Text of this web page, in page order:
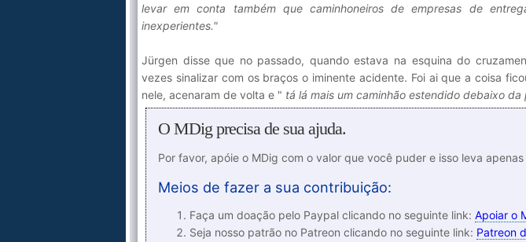
levar em conta também que caminhoneiros de empresas de
inexperientes."
Jürgen disse que no passado, quando estava na esquina do
vezes sinalizar com os braços o iminente acidente. Foi ai que a coisa
nele, acenaram de volta e " tá lá mais um caminhão estendido debaixo da
O MDig precisa de sua ajuda.
Por favor, apóie o MDig com o valor que você puder e isso leva
Meios de fazer a sua contribuição:
Faça um doação pelo Paypal clicando no seguinte link: Apoiar o
Seja nosso patrão no Patreon clicando no seguinte link: Patreon